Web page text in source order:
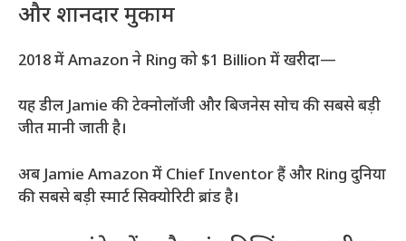
और शानदार मुकाम
2018 में Amazon ने Ring को $1 Billion में खरीदा—
यह डील Jamie की टेक्नोलॉजी और बिजनेस सोच की सबसे बड़ी
जीत मानी जाती है।
अब Jamie Amazon में Chief Inventor हैं और Ring दुनिया
की सबसे बड़ी स्मार्ट सिक्योरिटी ब्रांड है।